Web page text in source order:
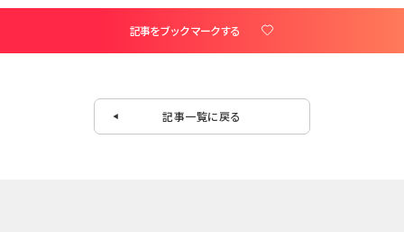
記事をブックマークする
記事一覧に戻る